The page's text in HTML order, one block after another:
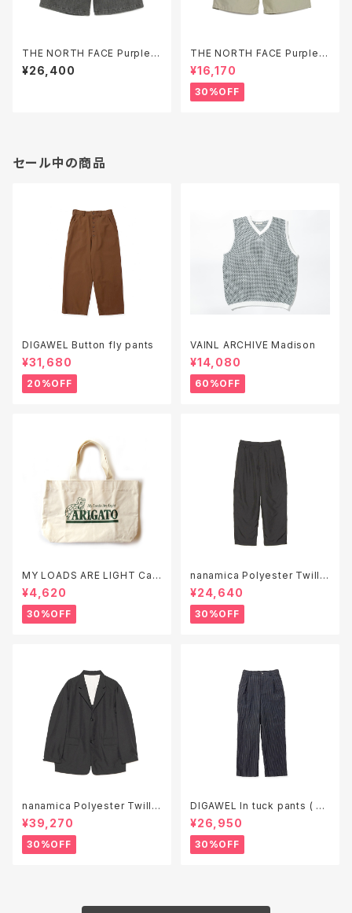
THE NORTH FACE Purple L
abel Denim Tuck Field Sho
rts ( N26SD075 )
¥26,400
THE NORTH FACE Purple L
abel Double Peak Tuck Fie
ld Shorts ( N26SD076 )
¥16,170
30%OFF
セール中の商品
DIGAWEL Button fly pants
¥31,680
20%OFF
VAINL ARCHIVE Madison
¥14,080
60%OFF
MY LOADS ARE LIGHT Can
vas Tote Bag "ARIGATO"
¥4,620
30%OFF
nanamica Polyester Twill
Club Pants ( S26SC051 )
¥24,640
30%OFF
nanamica Polyester Twill
Club Jacket ( S26SA050 )
¥39,270
30%OFF
DIGAWEL In tuck pants ( ga
rment wash )
¥26,950
30%OFF